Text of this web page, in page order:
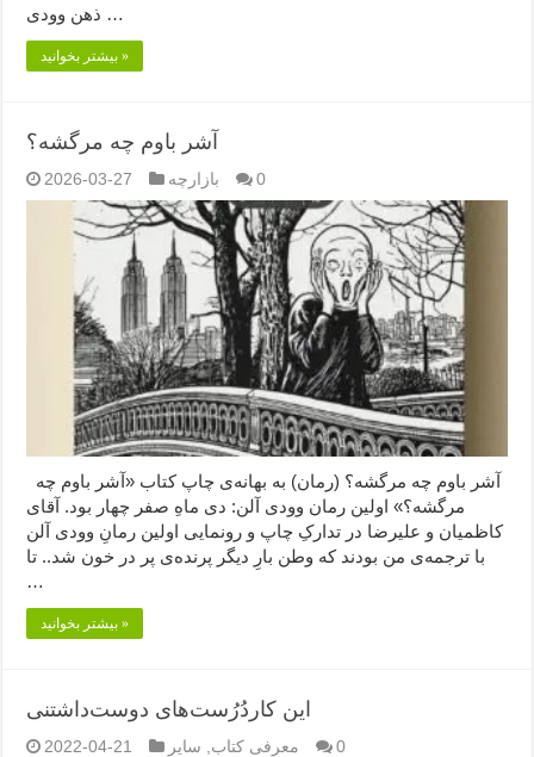
ذهن وودی …
بیشتر بخوانید »
آشر باوم چه مرگشه؟
2026-03-27 بازارچه 0
مرگشه؟» اولین رمان وودی آلن: دی ماهِ صفر چهار بود. آقای
کاظمیان و علیرضا در تدارکِ چاپ و رونمایی اولین رمانِ وودی آلن
با ترجمه‌ی من بودند که وطن بارِ دیگر پرنده‌ی پر در خون شد.. تا
…
بیشتر بخوانید »
این کاردُرُست‌های دوست‌داشتنی
2022-04-21 معرفی کتاب سایر 0